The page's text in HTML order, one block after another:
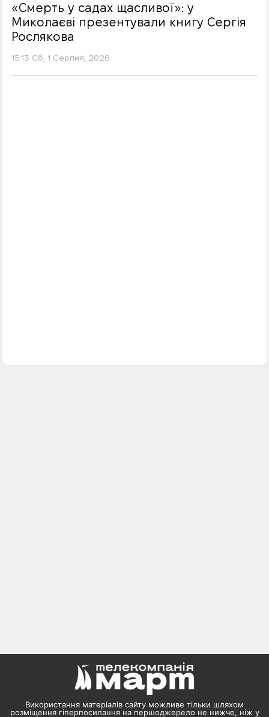
«Смерть у садах щасливої»: у
Миколаєві презентували книгу Сергія
Рослякова
15:13 Сб, 1 Серпня, 2026
Використання матеріалів сайту можливе тільки шляхом
розміщення гіперпосилання на першоджерело не нижче, ніж у